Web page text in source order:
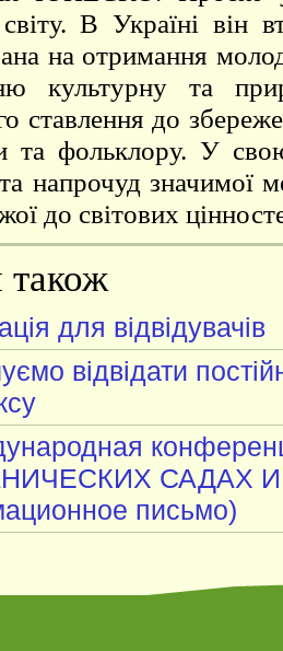
світу. В Україні він
на отримання
культурну та
ставлення до
та фольклору. У
напрочуд значимої
до світових
також
для відвідувачів
відвідати
САДАХ И
письмо)